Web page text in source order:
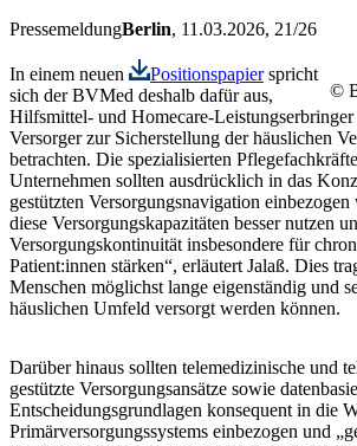
PressemeldungBerlin, 11.03.2026, 21/26
©
In einem neuen Positionspapierspricht
sich der BVMed deshalb dafür aus,
Hilfsmittel- und Homecare-Leistungserbringer
Versorger zur Sicherstellung der häuslichen
betrachten. Die spezialisierten
Unternehmen sollten ausdrücklich in das
gestützten Versorgungsnavigation
diese Versorgungskapazitäten besser nutzen
Versorgungskontinuität insbesondere für
Patient:innen stärken“, erläutert Jalaß. Dies
Menschen möglichst lange eigenständig und
häuslichen Umfeld versorgt werden können.
Darüber hinaus sollten telemedizinische und
gestützte Versorgungsansätze sowie
Entscheidungsgrundlagen konsequent in die
Primärversorgungssystems einbezogen und